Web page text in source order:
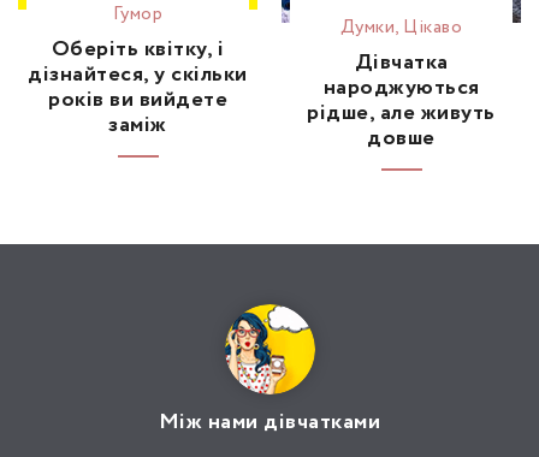
Гумор
Оберіть квітку, і
дізнайтеся, у скільки
років ви вийдете
заміж
Думки, Цікаво
Дівчатка
народжуються
рідше, але живуть
довше
Між нами дівчатками